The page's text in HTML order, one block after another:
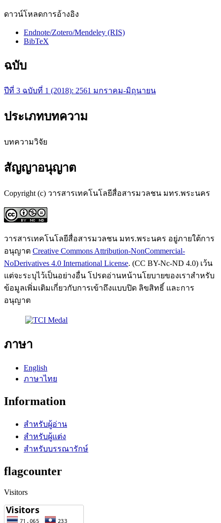
ดาวน์โหลดการอ้างอิง
Endnote/Zotero/Mendeley (RIS)
BibTeX
ฉบับ
ปีที่ 3 ฉบับที่ 1 (2018): 2561 มกราคม-มิถุนายน
ประเภทบทความ
บทความวิจัย
สัญญาอนุญาต
Copyright (c) วารสารเทคโนโลยีสื่อสารมวลชน มทร.พระนคร
วารสารเทคโนโลยีสื่อสารมวลชน มทร.พระนคร อยู่ภายใต้การ
อนุญาต Creative Commons Attribution-NonCommercial-
NoDerivatives 4.0 International License. (CC BY-Nc-ND 4.0) เว้น
แต่จะระบุไว้เป็นอย่างอื่น โปรดอ่านหน้านโยบายของเราสำหรับ
ข้อมูลเพิ่มเติมเกี่ยวกับการเข้าถึงแบบปิด ลิขสิทธิ์ และการ
อนุญาต
ภาษา
English
ภาษาไทย
Information
สำหรับผู้อ่าน
สำหรับผู้แต่ง
สำหรับบรรณารักษ์
flagcounter
Visitors